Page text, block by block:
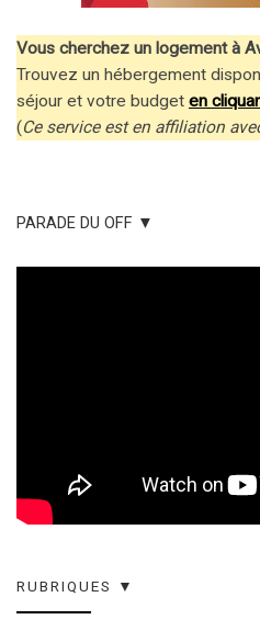
Vous cherchez un logement à
Trouvez un hébergement
séjour et votre budget en
(Ce service est en affiliation
PARADE DU OFF ▼
RUBRIQUES ▼